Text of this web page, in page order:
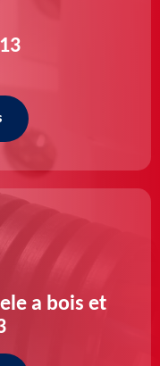
a bois et